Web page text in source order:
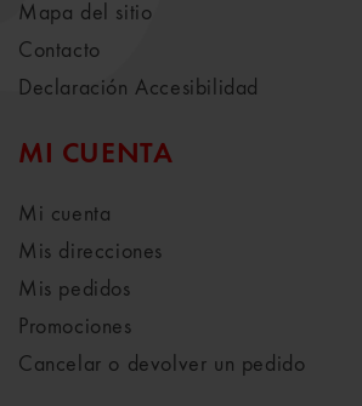
Mapa del sitio
Contacto
Declaración Accesibilidad
MI CUENTA
Mi cuenta
Mis direcciones
Mis pedidos
Promociones
Cancelar o devolver un pedido